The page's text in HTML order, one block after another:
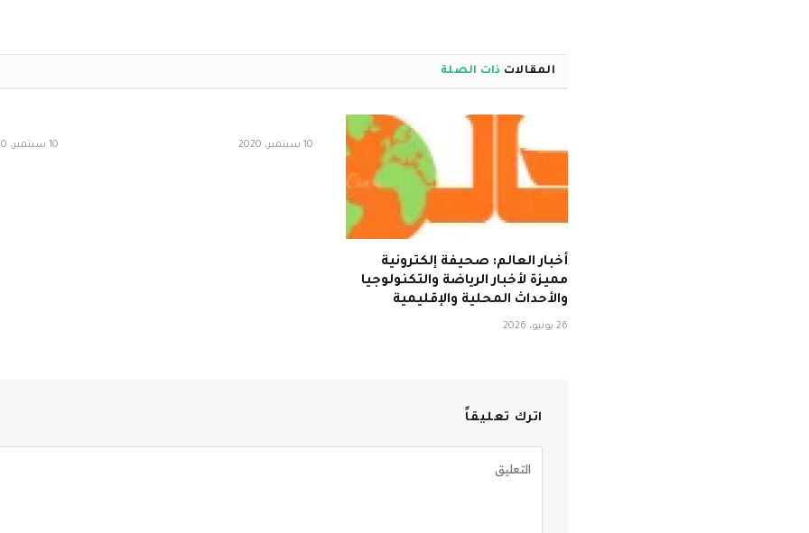
المقالات ذات الصلة
أخبار العالم: صحيفة إلكترونية
مميزة لأخبار الرياضة والتكنولوجيا
والأحداث المحلية والإقليمية
26 يونيو، 2026
10 سبتمبر، 2020 10 سبتمبر، 2020
اترك تعليقاً